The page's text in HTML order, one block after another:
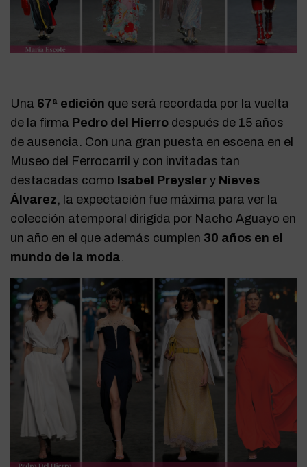
Una 67ª edición que será recordada por la vuelta
de la firma Pedro del Hierro después de 15 años
de ausencia. Con una gran puesta en escena en el
Museo del Ferrocarril y con invitadas tan
destacadas como Isabel Preysler y Nieves
Álvarez, la expectación fue máxima para ver la
colección atemporal dirigida por Nacho Aguayo en
un año en el que además cumplen 30 años en el
mundo de la moda.